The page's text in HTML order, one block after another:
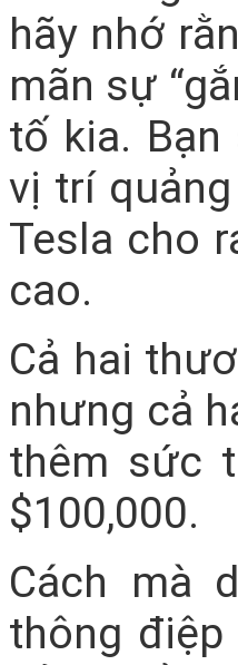
hãy nhớ
mãn sự
tố kia.
vị trí
Tesla cho
cao.
Cả hai
nhưng cả
thêm sức
$100,000.
Cách mà
thông